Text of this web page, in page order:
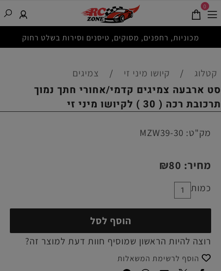
מכוניות, רחפנים, מסוקים, טיסנים וסירות בשלט רחוק
0
קטלוג / קיושו מיני זי / צמיגים
סט ארבעה צמיגים קדמי/אחורי חתך נמוך
תרכובת רכה ( 30 ) לקיושו מיני זי
מק"ט: MZW39-30
מחיר: ₪80
כמות
הוסף לסל
רוצה להיות הראשון שמוסיף חוות דעת למוצר זה?
הוסף לרשימת המשאלות